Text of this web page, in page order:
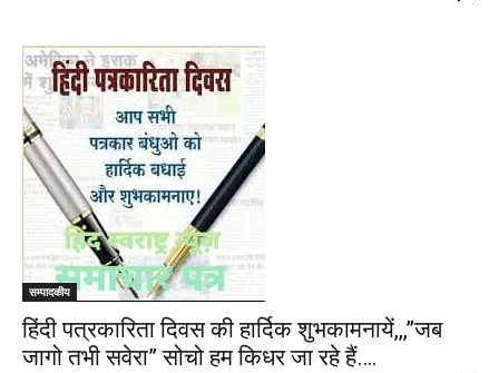
सम्पादकीय
हिंदी पत्रकारिता दिवस की हार्दिक शुभकामनायें,,,”जब
जागो तभी सवेरा” सोचो हम किधर जा रहे हैं….